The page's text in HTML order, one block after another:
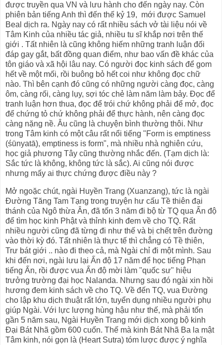
được truyền qua VN và lưu hành cho đến ngày nay. Còn
phiên bản tiếng Anh thì đến thế kỷ 19, mới được Samuel
Beal dịch ra. Ngày nay có rất nhiều sách vở tài liệu nói về
Tâm Kinh của nhiều tác giả, nhiều tu sĩ khắp nơi trên thế
giới . Tất nhiên là cũng không hiếm những tranh luận đối
đáp gay gắt, bất đồng quan điểm, như bao vấn đề khác của
tôn giáo và xã hội lâu nay. Có người đọc kinh sách để gom
hết về một mối, rồi buông bỏ hết coi như không đọc chữ
nào. Thì bên cạnh đó cũng có những người càng đọc, càng
ôm, càng rối, càng lụy, sợi tóc chẻ làm năm làm bảy. Đọc để
tranh luận hơn thua, đọc để trói chứ không phải để mở, đọc
để chứng tỏ chứ không phải để thực hành, nên càng đọc
càng nặng nề. Âu cũng là chuyện bình thường thôi. Như
trong Tâm kinh có một câu rất nổi tiếng "Form is emptiness
(śūnyatā), emptiness is form", mà nhiều nhà nghiên cứu,
học giả phương Tây cũng thường nhắc đến. (Tạm dịch là:
Sắc tức là không, không tức là sắc). Ai cũng nói được
nhưng mấy ai thực chứng được điều này ?
Mở ngoặc chút, ngài Huyền Trang (Xuanzang), tức là ngài
Đường Tăng Tam Tạng trong truyện hư cấu Tề thiên đại
thánh của Ngô thừa Ân, đã tốn 3 năm đi bộ từ TQ qua Ấn độ
để tìm học kinh Phật và thỉnh kinh đem về cho TQ. Rất
nhiều người cũng đã từng đi như thế và bị chết trên đường
vào thời kỳ đó. Tất nhiên là thực tế thì chẳng có Tề thiên,
Trư bát giới .. nào đi theo cả, mà Ngài chỉ đi một mình. Sau
khi đến nơi, ngài lưu lại Ấn độ 17 năm để học tiếng Phạn
tiếng Ấn, rồi được vua Ấn độ mời làm "quốc sư" hiệu
trưởng trường đại học Nalanda. Nhưng sau đó ngài xin hồi
hương đem kinh sách về cho TQ. Về đến TQ, vua Đường
cho lập khu dịch thuật rất lớn, tuyển dụng nhiều người phụ
giúp Ngài. Với lực lượng hùng hậu như thế, mà phải tốn
gần 5 năm sau, Ngài Huyền Trang mới dịch xong bộ kinh
Đại Bát Nhã gồm 600 cuốn. Thế mà kinh Bát Nhã Ba la mật
Tâm kinh, nói gọn là (Heart Sutra) tóm lược được ý nghĩa